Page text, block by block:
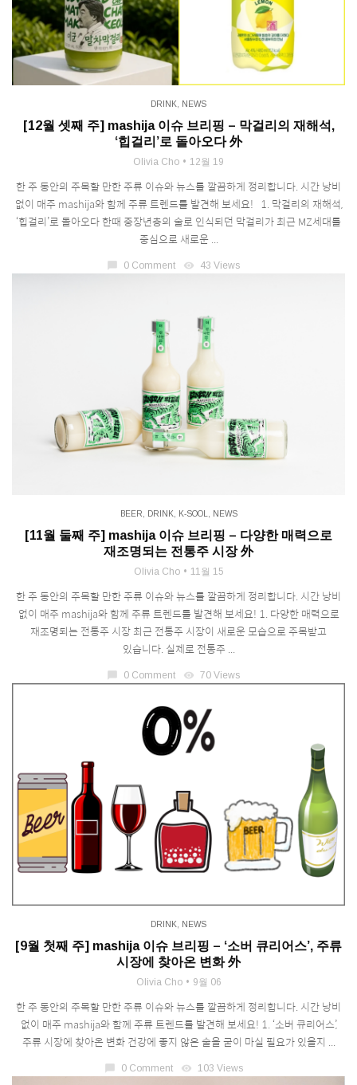
DRINK NEWS
[12월 셋째 주] mashija 이슈 브리핑 – 막걸리의 재해석,
‘힙걸리’로 돌아오다 外
Olivia Cho 12월 19
한 주 동안의 주목할 만한 주류 이슈와 뉴스를 깔끔하게 정리합니다. 시간 낭비
없이 매주 mashija와 함께 주류 트렌드를 발견해 보세요! 1. 막걸리의 재해석,
‘힙걸리’로 돌아오다 한때 중장년층의 술로 인식되던 막걸리가 최근 MZ세대를
중심으로 새로운 ...
0 Comment visibility 43 Views
BEER, DRINK, K-SOOL, NEWS
[11월 둘째 주] mashija 이슈 브리핑 – 다양한 매력으로
재조명되는 전통주 시장 外
Olivia Cho 11월 15
한 주 동안의 주목할 만한 주류 이슈와 뉴스를 깔끔하게 정리합니다. 시간 낭비
없이 매주 mashija와 함께 주류 트렌드를 발견해 보세요! 1. 다양한 매력으로
재조명되는 전통주 시장 최근 전통주 시장이 새로운 모습으로 주목받고
있습니다. 실제로 전통주 ...
chat_bubble 0 Comment visibility 70 Views
DRINK NEWS
[9월 첫째 주] mashija 이슈 브리핑 – ‘소버 큐리어스’, 주류
시장에 찾아온 변화 外
Olivia Cho 9월 06
한 주 동안의 주목할 만한 주류 이슈와 뉴스를 깔끔하게 정리합니다. 시간 낭비
없이 매주 mashija와 함께 주류 트렌드를 발견해 보세요! 1. ‘소버 큐리어스’,
주류 시장에 찾아온 변화 건강에 좋지 않은 술을 굳이 마실 필요가 있을지 ...
chat_bubble 0 Comment visibility 103 Views